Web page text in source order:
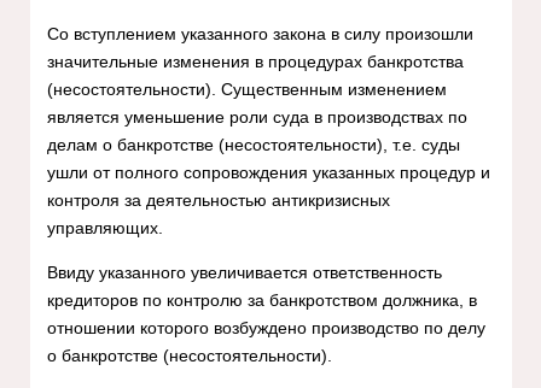
Со вступлением указанного закона в силу произошли
значительные изменения в процедурах банкротства
(несостоятельности). Существенным изменением
является уменьшение роли суда в производствах по
делам о банкротстве (несостоятельности), т.е. суды
ушли от полного сопровождения указанных процедур и
контроля за деятельностью антикризисных
управляющих.
Ввиду указанного увеличивается ответственность
кредиторов по контролю за банкротством должника, в
отношении которого возбуждено производство по делу
о банкротстве (несостоятельности).